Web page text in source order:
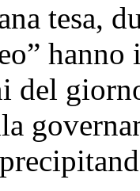
tesa,
del